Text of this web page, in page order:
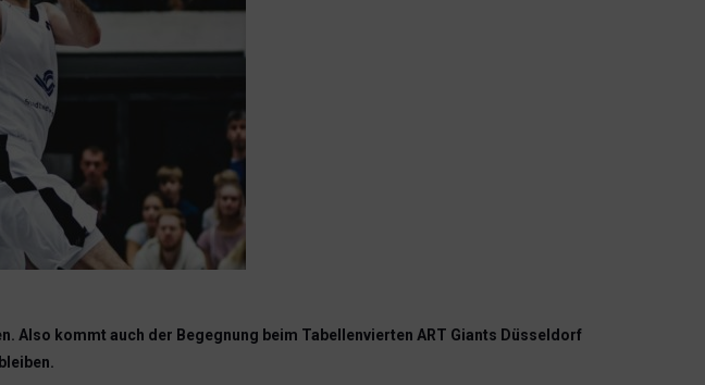
Also kommt auch der Begegnung beim Tabellenvierten ART Giants Düsseldorf